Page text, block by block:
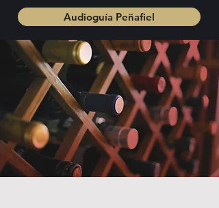
Audioguía Peñafiel